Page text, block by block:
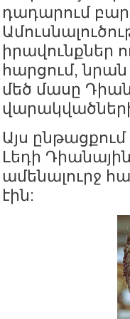
դադարում
իրավունքներ
հարցում,
մեծ մասը
Այս
Լեդի
ամենալուրջ
էին: